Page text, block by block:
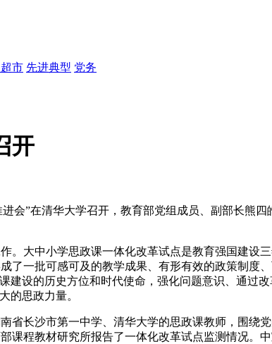
市 先进典型 党务
开
会”在清华大学召开，教育部党组成员、副部长熊
大中小学思政课一体化改革试点是教育强国建设
一批可感可及的教学成果、有形有效的政策制度
设的历史方位和时代使命，强化问题意识、通过
的思政力量。
长沙市第一中学、清华大学的思政课教师，围绕
程教材研究所报告了一体化改革试点监测情况。